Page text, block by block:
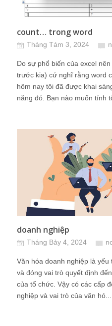
count… trong word
Tháng Tám 3, 2024
Do sự phổ biến của excel
trước kia) cứ nghĩ rằng word
hôm nay tôi đã được khai
năng đó. Bạn nào muốn tính
doanh nghiệp
Tháng Bảy 4, 2024
Văn hóa doanh nghiệp là
và đóng vai trò quyết định
của tổ chức. Vậy có các cấp
nghiệp và vai trò của văn hó...